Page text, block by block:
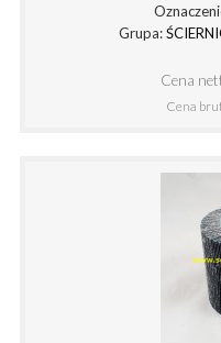
Grupa:
Cena
Cena